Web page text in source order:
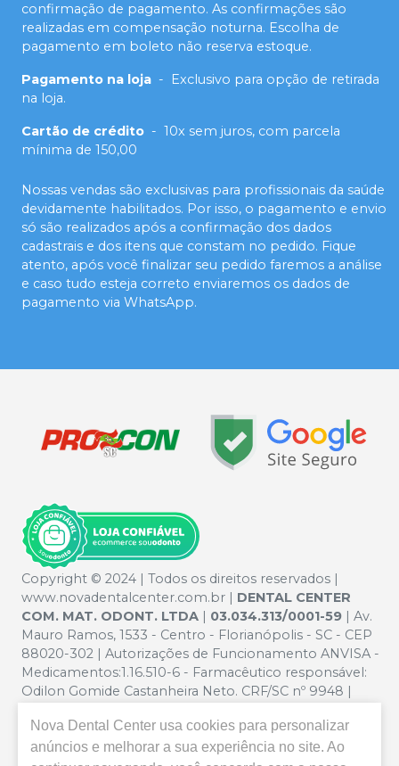
confirmação de pagamento. As confirmações são
realizadas em compensação noturna. Escolha de
pagamento em boleto não reserva estoque.
Pagamento na loja -
Exclusivo para opção de retirada
na loja.
Cartão de crédito - 10x sem juros, com parcela
mínima de 150,00
Nossas vendas são exclusivas para profissionais da saúde
devidamente habilitados. Por isso, o pagamento e envio
só são realizados após a confirmação dos dados
cadastrais e dos itens que constam no pedido. Fique
atento, após você finalizar seu pedido faremos a análise
e caso tudo esteja correto enviaremos os dados de
pagamento via WhatsApp.
Copyright © 2024 | Todos os direitos reservados |
www.novadentalcenter.com.br | DENTAL CENTER
COM. MAT. ODONT. LTDA | 03.034.313/0001-59 | Av.
Mauro Ramos, 1533 - Centro - Florianópolis - SC - CEP
88020-302 | Autorizações de Funcionamento ANVISA -
Medicamentos:1.16.510-6 - Farmacêutico responsável:
Odilon Gomide Castanheira Neto. CRF/SC nº 9948 |
ilustrativas - Os preços e condições da loja virtual estão
sujeitos a alterações. Em caso de divergência de preços
Nova Dental Center usa cookies para personalizar
anúncios e melhorar a sua experiência no site. Ao